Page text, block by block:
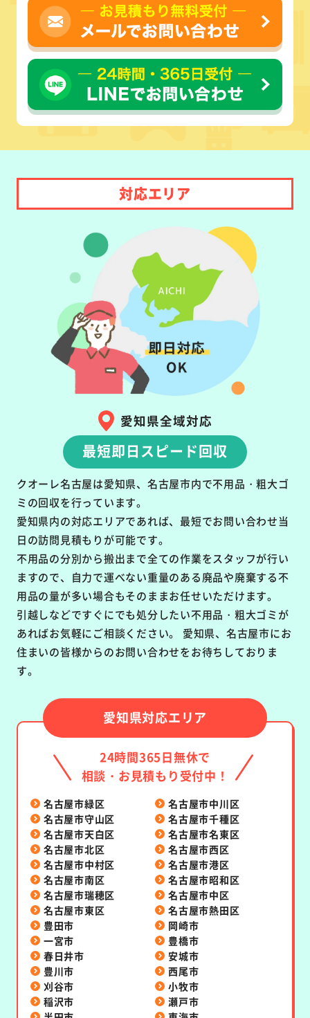
対応エリア
愛知県全域対応
最短即日スピード回収
クオーレ名古屋は愛知県、名古屋市内で不用品・粗大ゴ
ミの回収を行っています。
愛知県内の対応エリアであれば、最短でお問い合わせ当
日の訪問見積もりが可能です。
不用品の分別から搬出まで全ての作業をスタッフが行い
ますので、自力で運べない重量のある廃品や廃棄する不
用品の量が多い場合もそのままお任せいただけます。
引越しなどですぐにでも処分したい不用品・粗大ゴミが
あればお気軽にご相談ください。 愛知県、名古屋市にお
住まいの皆様からのお問い合わせをお待ちしておりま
す。
愛知県対応エリア
24時間365日無休で
相談・お見積もり受付中！
名古屋市緑区
名古屋市中川区
名古屋市守山区
名古屋市千種区
名古屋市天白区
名古屋市名東区
名古屋市北区
名古屋市西区
名古屋市中村区
名古屋市港区
名古屋市南区
名古屋市昭和区
名古屋市瑞穂区
名古屋市中区
名古屋市東区
名古屋市熱田区
豊田市
岡崎市
一宮市
豊橋市
春日井市
安城市
豊川市
西尾市
刈谷市
小牧市
稲沢市
瀬戸市